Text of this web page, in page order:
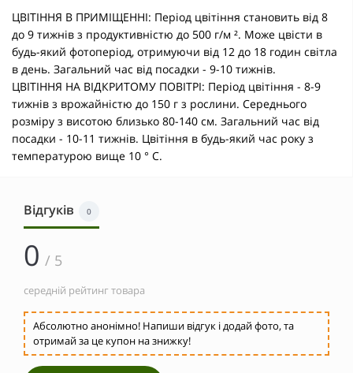
ЦВІТІННЯ В ПРИМІЩЕННІ: Період цвітіння становить від 8
до 9 тижнів з продуктивністю до 500 г/м ². Може цвісти в
будь-який фотоперіод, отримуючи від 12 до 18 годин світла
в день. Загальний час від посадки - 9-10 тижнів.
ЦВІТІННЯ НА ВІДКРИТОМУ ПОВІТРІ: Період цвітіння - 8-9
тижнів з врожайністю до 150 г з рослини. Середнього
розміру з висотою близько 80-140 см. Загальний час від
посадки - 10-11 тижнів. Цвітіння в будь-який час року з
температурою вище 10 ° С.
Відгуків 0
0 / 5
середній рейтинг товара
Абсолютно анонімно! Напиши відгук і додай фото, та
отримай за це купон на знижку!